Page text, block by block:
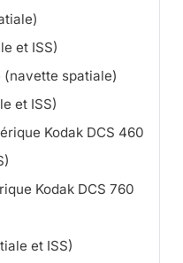
et ISS)
(navette spatiale)
et ISS)
Kodak DCS 460
Kodak DCS 760
et ISS)